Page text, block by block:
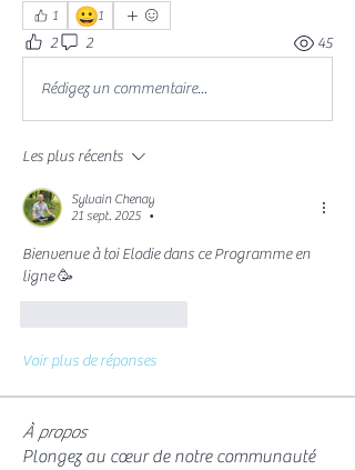
1 😀1
2 2 45
Rédigez un commentaire...
Les plus récents
Sylvain Chenay
21 sept. 2025
•
Bienvenue à toi Elodie dans ce Programme en
ligne 🥳
Voir plus de réponses
À propos
Plongez au cœur de notre communauté